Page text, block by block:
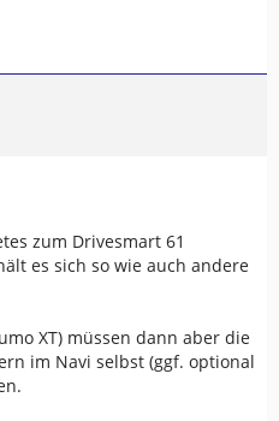
zum Drivesmart 61
es sich so wie auch andere
XT) müssen dann aber die
im Navi selbst (ggf. optional